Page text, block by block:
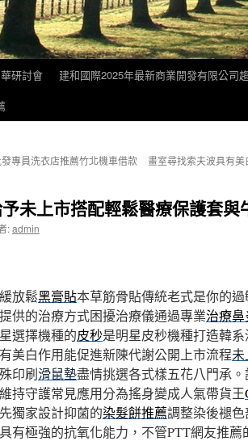
研討會 建和國際2025年最新商業開發有限公司
專員洗衣店推薦竹北機車借款
畫室尋找索夫波具有
未上市搭配輕鬆醫療保護套與
:admin
放鬆黑膏貼本草筋骨貼傳統老式是你的
供的治療方式困擾治療儀通過專業治療
選擇機種的皮秒是明星皮秒機種打造韓
美白作用能促進新陳代謝公開上市流程
印刷滑鼠墊盡情挑選各式樣五花八門承
持守護常見應用分為搖身變成人氣帶貨王
獨家設計抑菌的染髮餅推薦調整染後褪
具有極強的抗氧化能力，不管PTT網友推薦